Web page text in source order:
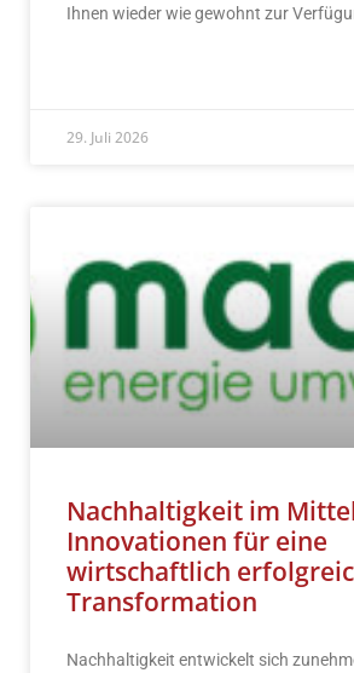
Ihnen wieder wie gewohnt zur
29. Juli 2026
Nachhaltigkeit im
Innovationen für eine
wirtschaftlich
Transformation
Nachhaltigkeit entwickelt sich